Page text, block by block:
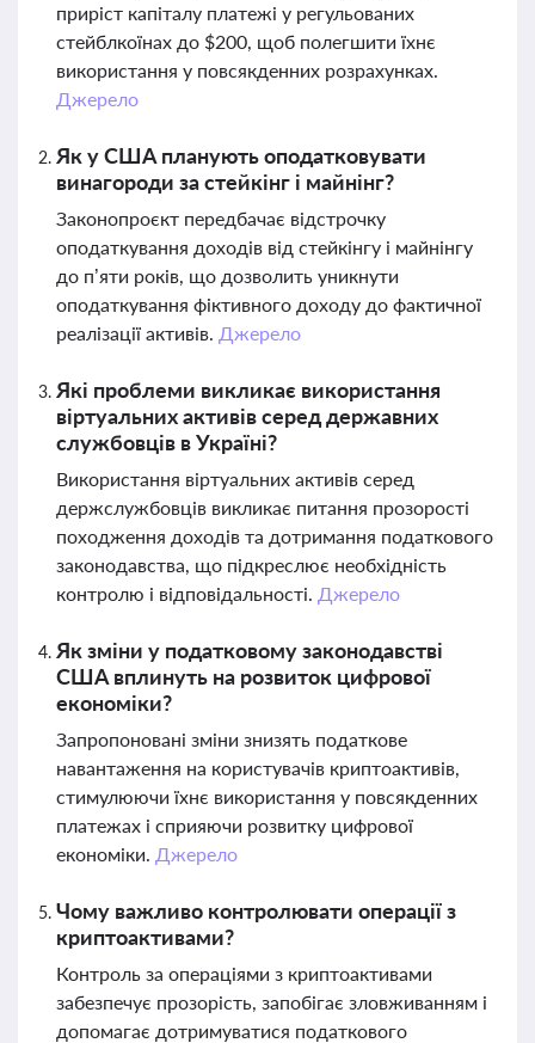
приріст капіталу платежі у регульованих
стейблкоїнах до $200, щоб полегшити їхнє
використання у повсякденних розрахунках.
Джерело
Як у США планують оподатковувати
винагороди за стейкінг і майнінг?
Законопроєкт передбачає відстрочку
оподаткування доходів від стейкінгу і майнінгу
до п’яти років, що дозволить уникнути
оподаткування фіктивного доходу до фактичної
реалізації активів. Джерело
Які проблеми викликає використання
віртуальних активів серед державних
службовців в Україні?
Використання віртуальних активів серед
держслужбовців викликає питання прозорості
походження доходів та дотримання податкового
законодавства, що підкреслює необхідність
контролю і відповідальності. Джерело
Як зміни у податковому законодавстві
США вплинуть на розвиток цифрової
економіки?
Запропоновані зміни знизять податкове
навантаження на користувачів криптоактивів,
стимулюючи їхнє використання у повсякденних
платежах і сприяючи розвитку цифрової
економіки. Джерело
Чому важливо контролювати операції з
криптоактивами?
Контроль за операціями з криптоактивами
забезпечує прозорість, запобігає зловживанням і
допомагає дотримуватися податкового